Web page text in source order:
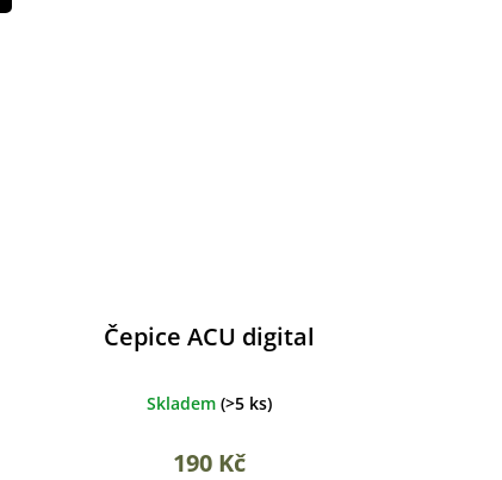
Čepice ACU digital
Skladem(>5 ks)
190 Kč